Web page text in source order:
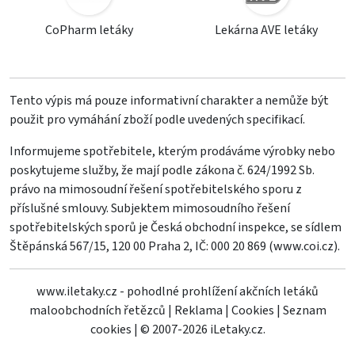
CoPharm letáky Lekárna AVE letáky
Tento výpis má pouze informativní charakter a nemůže být
použit pro vymáhání zboží podle uvedených specifikací.
Informujeme spotřebitele, kterým prodáváme výrobky nebo
poskytujeme služby, že mají podle zákona č. 624/1992 Sb.
právo na mimosoudní řešení spotřebitelského sporu z
příslušné smlouvy. Subjektem mimosoudního řešení
spotřebitelských sporů je Česká obchodní inspekce, se sídlem
Štěpánská 567/15, 120 00 Praha 2, IČ: 000 20 869 (www.coi.cz).
www.iletaky.cz - pohodlné prohlížení akčních letáků
maloobchodních řetězců | Reklama | Cookies | Seznam
cookies | © 2007-2026 iLetaky.cz.